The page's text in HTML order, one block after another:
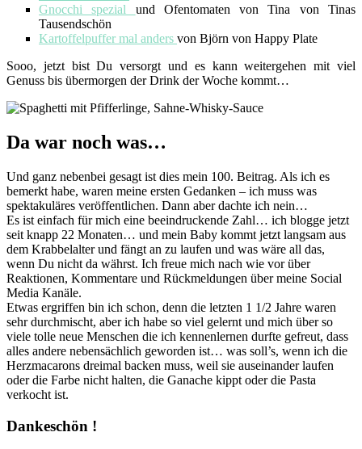
Gnocchi spezial und Ofentomaten von Tina von Tinas
Tausendschön
Kartoffelpuffer mal anders von Björn von Happy Plate
Sooo, jetzt bist Du versorgt und es kann weitergehen mit viel
Genuss bis übermorgen der Drink der Woche kommt…
Da war noch was…
Und ganz nebenbei gesagt ist dies mein 100. Beitrag. Als ich es
bemerkt habe, waren meine ersten Gedanken – ich muss was
spektakuläres veröffentlichen. Dann aber dachte ich nein…
Es ist einfach für mich eine beeindruckende Zahl… ich blogge jetzt
seit knapp 22 Monaten… und mein Baby kommt jetzt langsam aus
dem Krabbelalter und fängt an zu laufen und was wäre all das,
wenn Du nicht da währst. Ich freue mich nach wie vor über
Reaktionen, Kommentare und Rückmeldungen über meine Social
Media Kanäle.
Etwas ergriffen bin ich schon, denn die letzten 1 1/2 Jahre waren
sehr durchmischt, aber ich habe so viel gelernt und mich über so
viele tolle neue Menschen die ich kennenlernen durfte gefreut, dass
alles andere nebensächlich geworden ist… was soll’s, wenn ich die
Herzmacarons dreimal backen muss, weil sie auseinander laufen
oder die Farbe nicht halten, die Ganache kippt oder die Pasta
verkocht ist.
Dankeschön !